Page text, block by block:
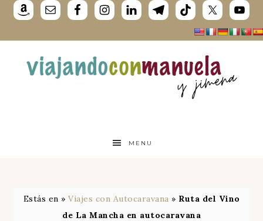
MENU
Estás en » Viajes con Autocaravana » Ruta del Vino
de La Mancha en autocaravana